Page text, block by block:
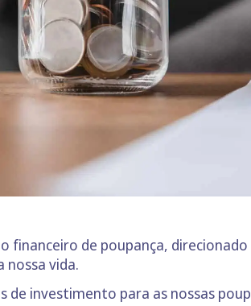
financeiro de poupança,
vida.
investimento para as nossas